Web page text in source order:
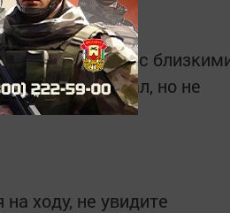
приятно время с
потенциал, но не
ходу, не увидите